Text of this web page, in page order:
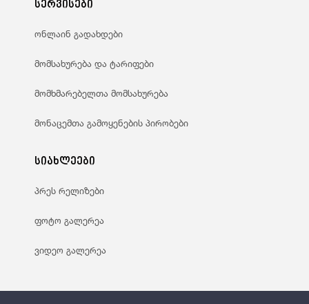
სერვისები
ონლაინ გადახდები
მომსახურება და ტარიფები
მომხმარებელთა მომსახურება
მონაცემთა გამოყენების პირობები
სიახლეები
პრეს რელიზები
ფოტო გალერეა
ვიდეო გალერეა